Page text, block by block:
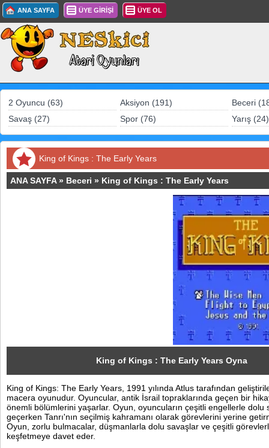
ANA SAYFA ÜYE GİRİŞİ ÜYE OL
Pinterest
2 Oyuncu (63) Aksiyon (191)
Beceri
Savaş (27)
Spor (76) Yarış (24)
King of Kings : The Early Years
ANA SAYFA» Beceri » King of Kings : The Early Years
King of Kings : The Early Years Oyna
King of Kings: The Early Years, 1991 yılında Atlus tarafından
macera oyunudur. Oyuncular, antik İsrail topraklarında geçen bir
önemli bölümlerini yaşarlar. Oyun, oyuncuların çeşitli engellerle dolu
geçerken Tanrı'nın seçilmiş kahramanı olarak görevlerini yerine
Oyun, zorlu bulmacalar, düşmanlarla dolu savaşlar ve çeşitli
keşfetmeye davet eder.